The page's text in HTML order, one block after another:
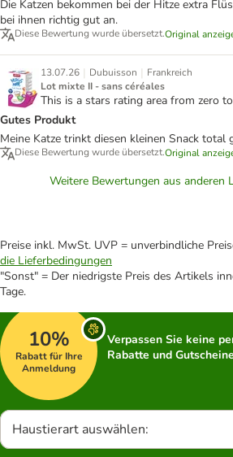
Die Katzen bekommen bei der Hitze extra
bei ihnen richtig gut an.
Diese Bewertung wurde übersetzt.Original
13.07.26 | Dubuisson | Frankreich
Lot mixte II - sans céréales
This is a stars rating area from zero
Gutes Produkt
Meine Katze trinkt diesen kleinen Snack total
Diese Bewertung wurde übersetzt.Original
Weitere Bewertungen aus anderen
Preise inkl. MwSt. UVP = unverbindliche
die Lieferbedingungen
"Sonst" = Der niedrigste Preis des Artikels
Tage.
10%
Rabatt für Ihre
Anmeldung
Verpassen Sie keine
Rabatte und
Haustierart auswählen: